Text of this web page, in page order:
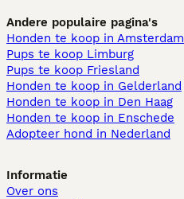
Andere populaire pagina's
Honden te koop in Amsterdam
Pups te koop Limburg​
Pups te koop Friesland​
Honden te koop in Gelderland
Honden te koop in Den Haag
Honden te koop in Enschede
Adopteer hond in Nederland
Informatie
Over ons